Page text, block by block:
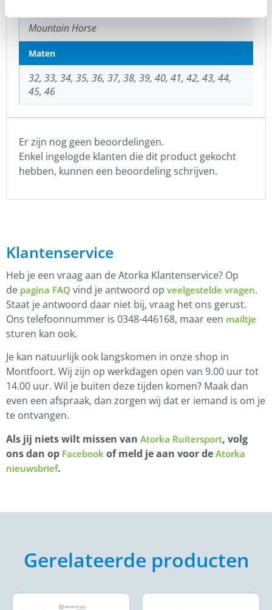
Mountain Horse
Maten
32, 33, 34, 35, 36, 37, 38, 39, 40, 41, 42, 43, 44,
45, 46
Er zijn nog geen beoordelingen.
Enkel ingelogde klanten die dit product gekocht
hebben, kunnen een beoordeling schrijven.
Klantenservice
Heb je een vraag aan de Atorka Klantenservice? Op
de pagina FAQ vind je antwoord op veelgestelde vragen.
Staat je antwoord daar niet bij, vraag het ons gerust.
Ons telefoonnummer is 0348-446168, maar een mailtje
sturen kan ook.
Je kan natuurlijk ook langskomen in onze shop in
Montfoort. Wij zijn op werkdagen open van 9.00 uur tot
14.00 uur. Wil je buiten deze tijden komen? Maak dan
even een afspraak, dan zorgen wij dat er iemand is om je
te ontvangen.
Als jij niets wilt missen van Atorka Ruitersport, volg
ons dan op Facebook of meld je aan voor de Atorka
nieuwsbrief.
Gerelateerde producten